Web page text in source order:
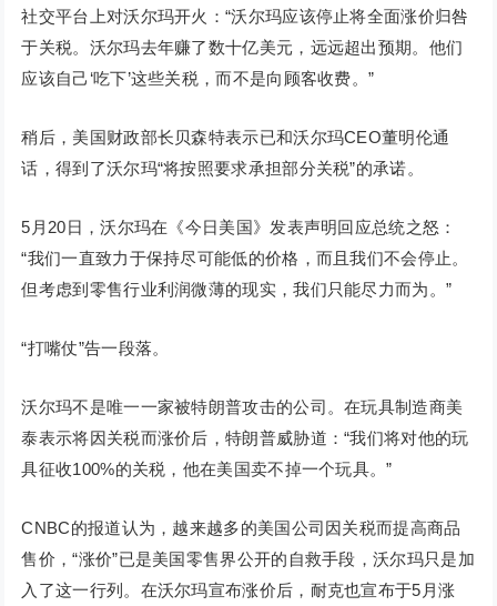
社交平台上对沃尔玛开火：“沃尔玛应该停止将全面涨价归咎
于关税。沃尔玛去年赚了数十亿美元，远远超出预期。他们
应该自己‘吃下’这些关税，而不是向顾客收费。”
稍后，美国财政部长贝森特表示已和沃尔玛CEO董明伦通
话，得到了沃尔玛“将按照要求承担部分关税”的承诺。
5月20日，沃尔玛在《今日美国》发表声明回应总统之怒：
“我们一直致力于保持尽可能低的价格，而且我们不会停止。
但考虑到零售行业利润微薄的现实，我们只能尽力而为。”
“打嘴仗”告一段落。
沃尔玛不是唯一一家被特朗普攻击的公司。在玩具制造商美
泰表示将因关税而涨价后，特朗普威胁道：“我们将对他的玩
具征收100%的关税，他在美国卖不掉一个玩具。”
CNBC的报道认为，越来越多的美国公司因关税而提高商品
售价，“涨价”已是美国零售界公开的自救手段，沃尔玛只是加
入了这一行列。在沃尔玛宣布涨价后，耐克也宣布于5月涨